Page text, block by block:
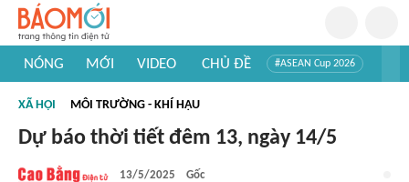
NÓNG MỚI VIDEO CHỦ ĐỀ #ASEAN Cup 2026
#Khám phá thế giới
XÃ HỘI MÔI TRƯỜNG - KHÍ HẬU
Dự báo thời tiết đêm 13, ngày 14/5
13/5/2025 Gốc